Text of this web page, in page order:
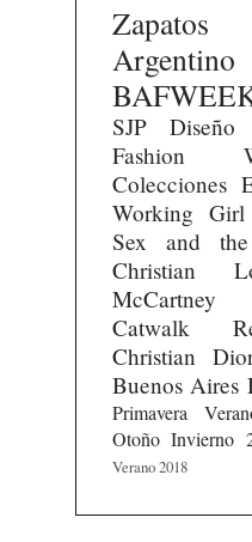
Zapatos
Argentino
SJP
Fashion
Colecciones
Working Girl
Sex and
Christian
McCartney
Catwalk
Christian
Buenos Aires
Primavera
Otoño Invierno
Verano 2018